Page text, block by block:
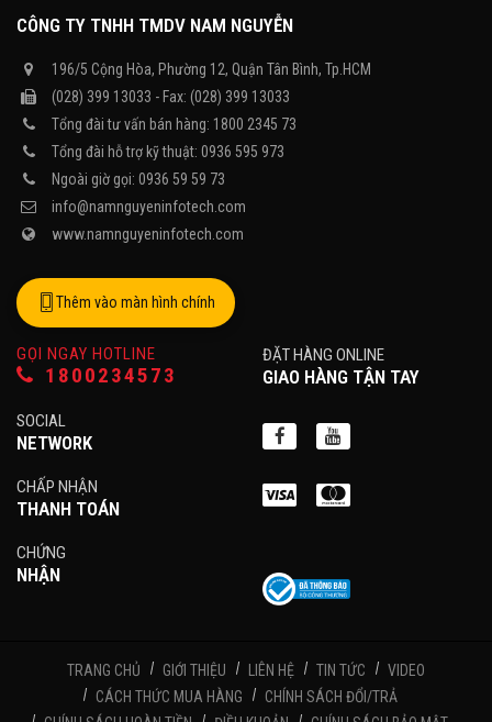
CÔNG TY TNHH TMDV NAM NGUYỄN
196/5 Cộng Hòa, Phường 12, Quận Tân Bình, Tp.HCM
(028) 399 13033 - Fax: (028) 399 13033
Tổng đài tư vấn bán hàng: 1800 2345 73
Tổng đài hỗ trợ kỹ thuật: 0936 595 973
Ngoài giờ gọi: 0936 59 59 73
info@namnguyeninfotech.com
www.namnguyeninfotech.com
Thêm vào màn hình chính
GỌI NGAY HOTLINE
1800234573
ĐẶT HÀNG ONLINE
GIAO HÀNG TẬN TAY
SOCIAL
NETWORK
CHẤP NHẬN
THANH TOÁN
CHỨNG
NHẬN
TRANG CHỦ GIỚI THIỆU LIÊN HỆ TIN TỨC
VIDEO
CÁCH THỨC MUA HÀNG
CHÍNH SÁCH ĐỔI/TRẢ